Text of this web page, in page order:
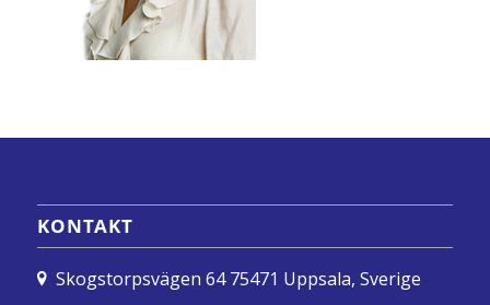
KONTAKT
Skogstorpsvägen 64 75471 Uppsala, Sverige